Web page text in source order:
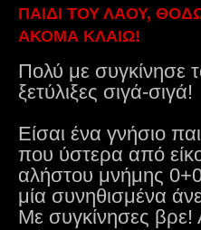
ΠΑΙΔΙ ΤΟΥ ΛΑΟΥ,
ΑΚΟΜΑ ΚΛΑΙΩ!
Πολύ με συγκίνησε
ξετύλιξες σιγά-σιγά!
Είσαι ένα γνήσιο
που ύστερα από
αλήστου μνήμης
μία συνηθισμένα
Με συγκίνησες βρε!